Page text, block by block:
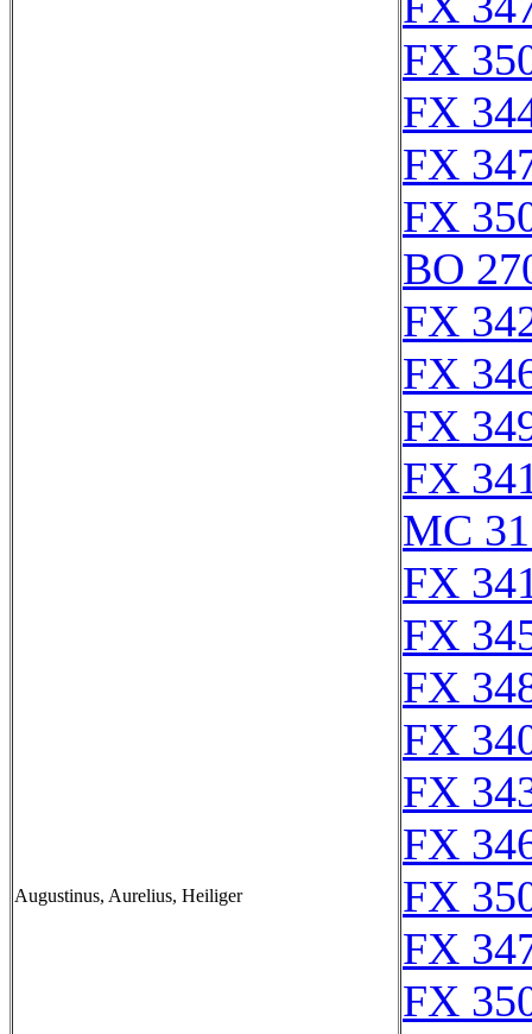
Augustinus, Aurelius, Heiliger
FX
FX
FX
FX
BO
FX
FX
FX
FX
MC
FX
FX
FX
FX
FX
FX
FX
FX
FX